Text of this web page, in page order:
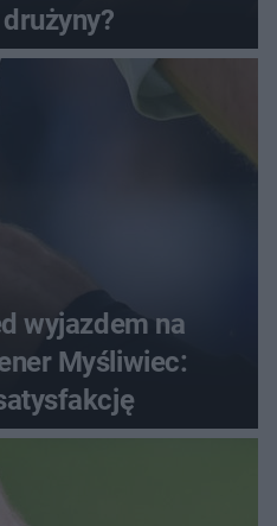
wyjazdem na
Myśliwiec: